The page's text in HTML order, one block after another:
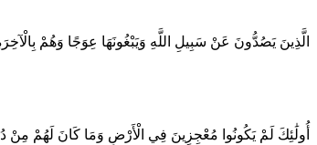
الَّذِينَ يَصُدُّونَ عَنْ سَبِيلِ اللَّهِ وَيَبْغُونَهَا عِوَجًا وَهُمْ
أُولَٰئِكَ لَمْ يَكُونُوا مُعْجِزِينَ فِي الْأَرْضِ وَمَا كَانَ لَهُمْ مِنْ